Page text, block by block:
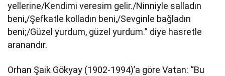
yellerine/Kendimi veresim gelir./Ninniyle salladın
beni,/Şefkatle kolladın beni,/Sevginle bağladın
beni;/Güzel yurdum, güzel yurdum.” diye hasretle
aranandır.
Orhan Şaik Gökyay (1902-1994)’a göre Vatan: “Bu